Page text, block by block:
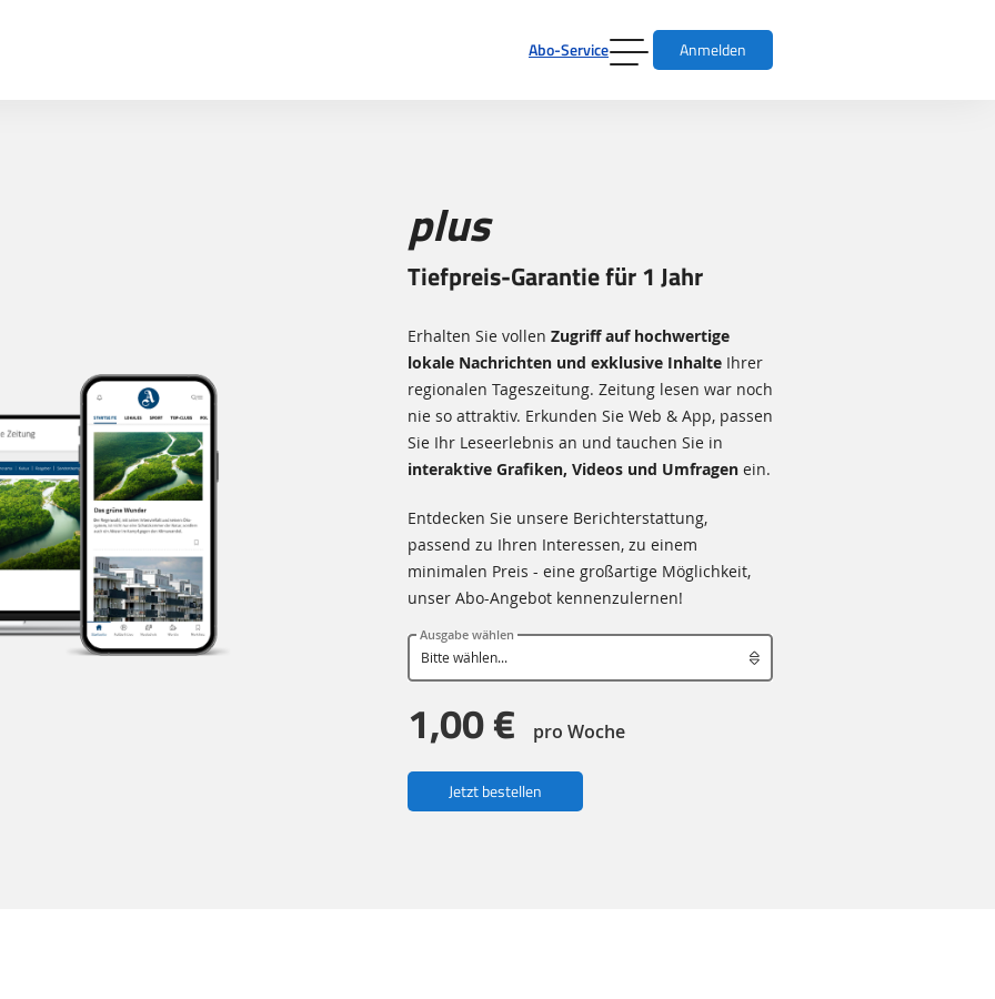
Abo-Service Anmelden
plus
Tiefpreis-Garantie für 1 Jahr
Erhalten Sie vollen Zugriff auf hochwertige
lokale Nachrichten und exklusive InhalteIhrer
regionalen Tageszeitung. Zeitung lesen war noch
nie so attraktiv. Erkunden Sie Web & App, passen
Sie Ihr Leseerlebnis an und tauchen Sie in
interaktive Grafiken, Videos und Umfragenein.
Entdecken Sie unsere Berichterstattung,
passend zu Ihren Interessen, zu einem
minimalen Preis - eine großartige Möglichkeit,
unser Abo-Angebot kennenzulernen!
Ausgabe wählen
1,00 € pro Woche
Jetzt bestellen